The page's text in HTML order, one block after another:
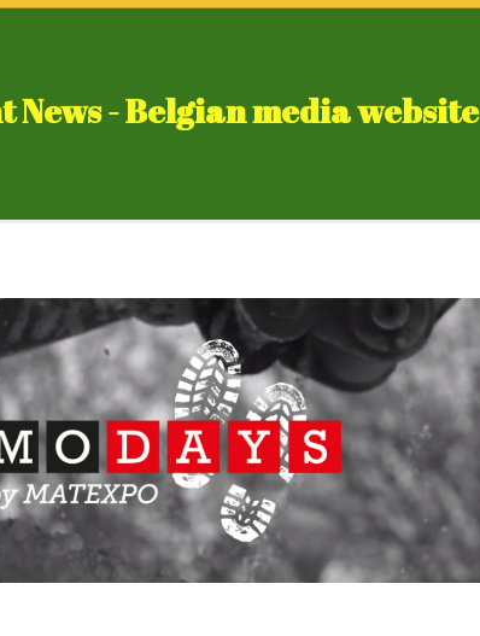
News - Belgian media website